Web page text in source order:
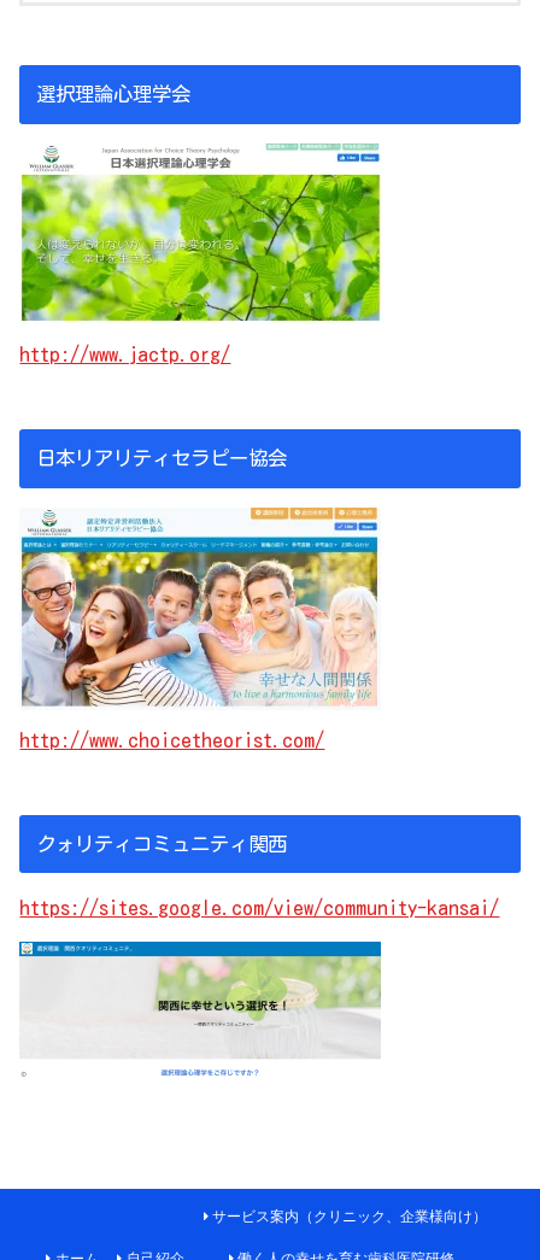
選択理論心理学会
http://www.jactp.org/
日本リアリティセラピー協会
http://www.choicetheorist.com/
クォリティコミュニティ関西
https://sites.google.com/view/community-kansai/
サービス案内（クリニック、企業様向け）